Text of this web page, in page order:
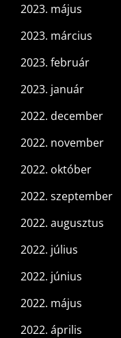
2023. május
2023. március
2023. február
2023. január
2022. december
2022. november
2022. október
2022. szeptember
2022. augusztus
2022. július
2022. június
2022. május
2022. április